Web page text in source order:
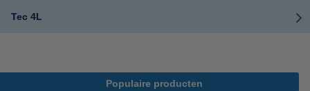
Tec 4L
Populaire producten